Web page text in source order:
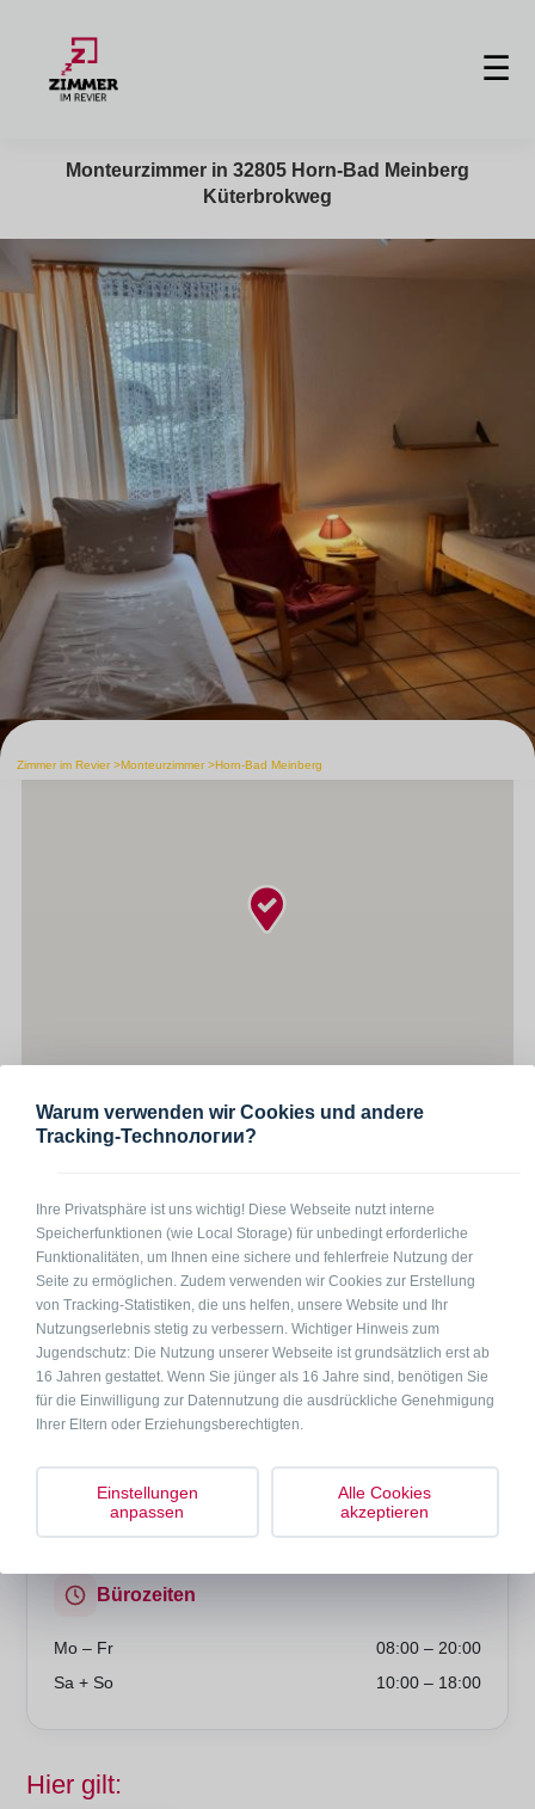
☰
Monteurzimmer in 32805 Horn-Bad Meinberg
Küterbrokweg
Zimmer im Revier Monteurzimmer Horn-Bad Meinberg
2 - 3 Personen 50 m 2
qm, ein Schlafzimmer, ein kombinierter Wohn-/Schlafraum, TV, Wlan,
Küche, Duschbad mit WC. Hinweis: Momentan funktionieren am Herd
nur zwei Platten. Dies wird aber in den nächsten Tagen behoben.
Inklusive Handtücher, Bettwäsche und Endreinigung.
Anfrage per Telefon Anfrage per Mail
Preise
auf Anfrage
Bürozeiten
Mo – Fr
08:00 – 20:00
Sa + So
10:00 – 18:00
Hier gilt:
Warum verwenden wir Cookies und andere
Tracking-Technологии?
Ihre Privatsphäre ist uns wichtig! Diese Webseite nutzt interne
Speicherfunktionen (wie Local Storage) für unbedingt erforderliche
Funktionalitäten, um Ihnen eine sichere und fehlerfreie Nutzung der
Seite zu ermöglichen. Zudem verwenden wir Cookies zur Erstellung
von Tracking-Statistiken, die uns helfen, unsere Website und Ihr
Nutzungserlebnis stetig zu verbessern. Wichtiger Hinweis zum
Jugendschutz: Die Nutzung unserer Webseite ist grundsätzlich erst ab
16 Jahren gestattet. Wenn Sie jünger als 16 Jahre sind, benötigen Sie
für die Einwilligung zur Datennutzung die ausdrückliche Genehmigung
Ihrer Eltern oder Erziehungsberechtigten.
Einstellungen
anpassen
Alle Cookies
akzeptieren